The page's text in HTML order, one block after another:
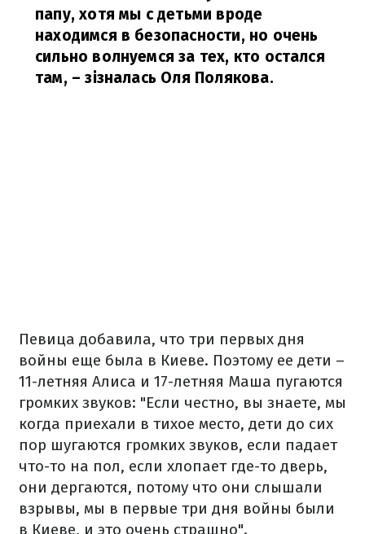
папу, хотя мы с детьми вроде
находимся в безопасности, но очень
сильно волнуемся за тех, кто остался
там, – зізналась Оля Полякова.
Певица добавила, что три первых дня
войны еще была в Киеве. Поэтому ее дети –
11-летняя Алиса и 17-летняя Маша пугаются
громких звуков: "Если честно, вы знаете, мы
когда приехали в тихое место, дети до сих
пор шугаются громких звуков, если падает
что-то на пол, если хлопает где-то дверь,
они дергаются, потому что они слышали
взрывы, мы в первые три дня войны были
в Киеве, и это очень страшно".